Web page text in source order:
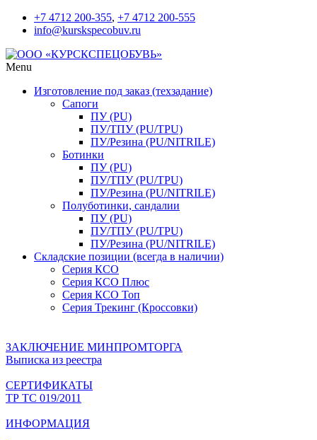
+7 4712 200-355, +7 4712 200-555
info@kurskspecobuv.ru
Menu
Изготовление под заказ (техзадание)
Сапоги
ПУ (PU)
ПУ/ТПУ (PU/TPU)
ПУ/Резина (PU/NITRILE)
Ботинки
ПУ (PU)
ПУ/ТПУ (PU/TPU)
ПУ/Резина (PU/NITRILE)
Полуботинки, сандалии
ПУ (PU)
ПУ/ТПУ (PU/TPU)
ПУ/Резина (PU/NITRILE)
Складские позиции (всегда в наличии)
Серия КСО
Серия КСО Плюс
Серия КСО Топ
Серия Трекинг (Кроссовки)
ЗАКЛЮЧЕНИЕ МИНПРОМТОРГА
Выписка из реестра
СЕРТИФИКАТЫ
ТР ТС 019/2011
ИНФОРМАЦИЯ